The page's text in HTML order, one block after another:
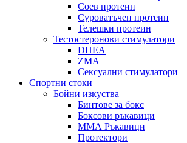
Соев протеин
Суроватъчен протеин
Телешки протеин
Тестостеронови стимулатори
DHEA
ZMA
Сексуални стимулатори
Спортни стоки
Бойни изкуства
Бинтове за бокс
Боксови ръкавици
ММА Ръкавици
Протектори